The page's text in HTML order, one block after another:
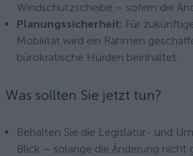
Windschutzscheibe – sofern die
Planungssicherheit: Für
Mobilität wird ein Rahmen
bürokratische Hürden beinhaltet.
Was sollten Sie jetzt tun?
Behalten Sie die Legislatur- und
Blick – solange die Änderung nicht